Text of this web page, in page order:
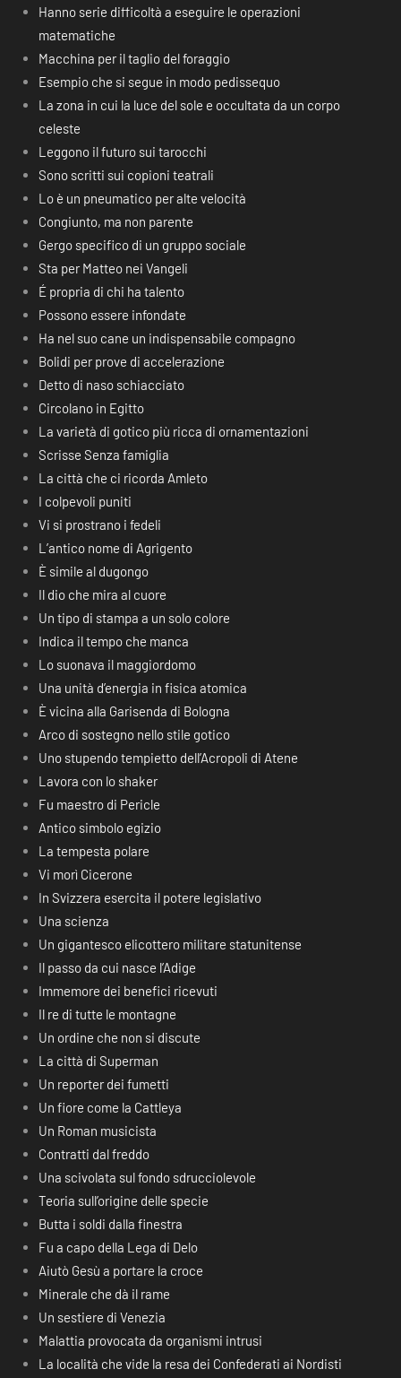
Hanno serie difficoltà a eseguire le operazioni
matematiche
Macchina per il taglio del foraggio
Esempio che si segue in modo pedissequo
La zona in cui la luce del sole e occultata da un corpo
celeste
Leggono il futuro sui tarocchi
Sono scritti sui copioni teatrali
Lo è un pneumatico per alte velocità
Congiunto, ma non parente
Gergo specifico di un gruppo sociale
Sta per Matteo nei Vangeli
É propria di chi ha talento
Possono essere infondate
Ha nel suo cane un indispensabile compagno
Bolidi per prove di accelerazione
Detto di naso schiacciato
Circolano in Egitto
La varietà di gotico più ricca di ornamentazioni
Scrisse Senza famiglia
La città che ci ricorda Amleto
I colpevoli puniti
Vi si prostrano i fedeli
L’antico nome di Agrigento
È simile al dugongo
Il dio che mira al cuore
Un tipo di stampa a un solo colore
Indica il tempo che manca
Lo suonava il maggiordomo
Una unità d’energia in fisica atomica
È vicina alla Garisenda di Bologna
Arco di sostegno nello stile gotico
Uno stupendo tempietto dell’Acropoli di Atene
Lavora con lo shaker
Fu maestro di Pericle
Antico simbolo egizio
La tempesta polare
Vi morì Cicerone
In Svizzera esercita il potere legislativo
Una scienza
Un gigantesco elicottero militare statunitense
Il passo da cui nasce l’Adige
Immemore dei benefici ricevuti
Il re di tutte le montagne
Un ordine che non si discute
La città di Superman
Un reporter dei fumetti
Un fiore come la Cattleya
Un Roman musicista
Contratti dal freddo
Una scivolata sul fondo sdrucciolevole
Teoria sull’origine delle specie
Butta i soldi dalla finestra
Fu a capo della Lega di Delo
Aiutò Gesù a portare la croce
Minerale che dà il rame
Un sestiere di Venezia
Malattia provocata da organismi intrusi
La località che vide la resa dei Confederati ai Nordisti